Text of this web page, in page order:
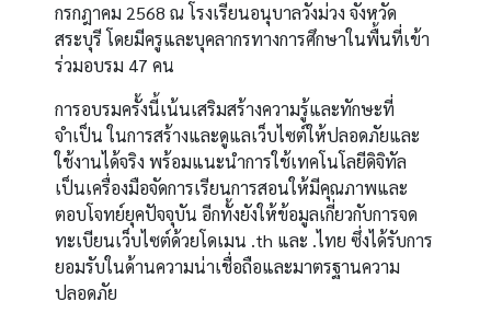
กรกฎาคม 2568 ณ โรงเรียนอนุบาลวังม่วง จังหวัด
สระบุรี โดยมีครูและบุคลากรทางการศึกษาในพื้นที่เข้า
ร่วมอบรม 47 คน
การอบรมครั้งนี้เน้นเสริมสร้างความรู้และทักษะที่
จำเป็น ในการสร้างและดูแลเว็บไซต์ให้ปลอดภัยและ
ใช้งานได้จริง พร้อมแนะนำการใช้เทคโนโลยีดิจิทัล
เป็นเครื่องมือจัดการเรียนการสอนให้มีคุณภาพและ
ตอบโจทย์ยุคปัจจุบัน อีกทั้งยังให้ข้อมูลเกี่ยวกับการจด
ทะเบียนเว็บไซต์ด้วยโดเมน .th และ .ไทย ซึ่งได้รับการ
ยอมรับในด้านความน่าเชื่อถือและมาตรฐานความ
ปลอดภัย